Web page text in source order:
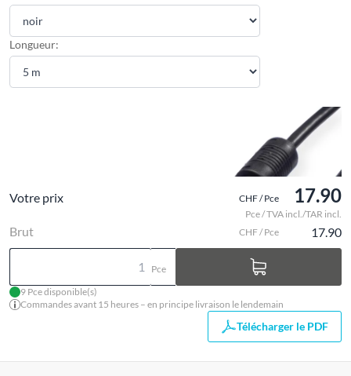
Longueur:
Votre prix CHF / Pce 17.90
Pce / TVA incl./TAR incl.
Brut CHF / Pce 17.90
Pce
9 Pce disponible(s)
Commandes avant 15 heures – en principe livraison le lendemain
Télécharger le PDF